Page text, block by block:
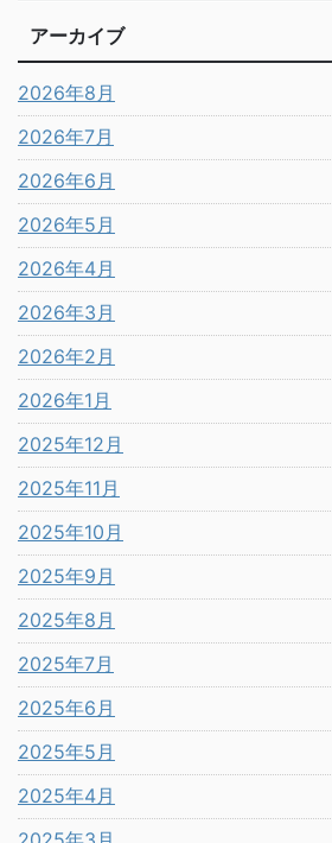
アーカイブ
2026年8月
2026年7月
2026年6月
2026年5月
2026年4月
2026年3月
2026年2月
2026年1月
2025年12月
2025年11月
2025年10月
2025年9月
2025年8月
2025年7月
2025年6月
2025年5月
2025年4月